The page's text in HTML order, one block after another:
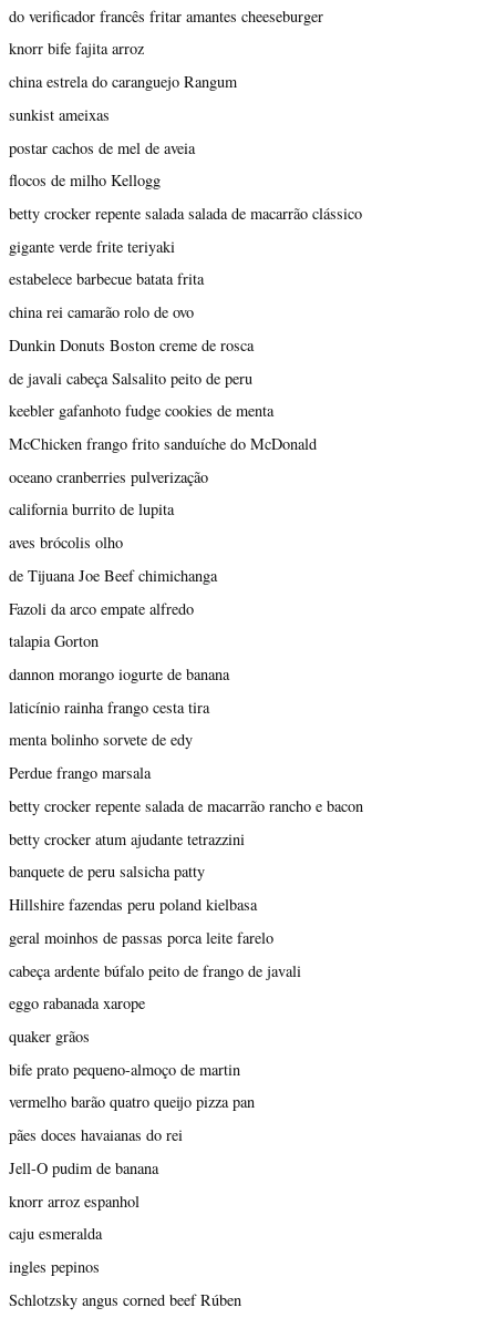
do verificador francês fritar amantes cheeseburger
knorr bife fajita arroz
china estrela do caranguejo Rangum
sunkist ameixas
postar cachos de mel de aveia
flocos de milho Kellogg
betty crocker repente salada salada de macarrão clássico
gigante verde frite teriyaki
estabelece barbecue batata frita
china rei camarão rolo de ovo
Dunkin Donuts Boston creme de rosca
de javali cabeça Salsalito peito de peru
keebler gafanhoto fudge cookies de menta
McChicken frango frito sanduíche do McDonald
oceano cranberries pulverização
california burrito de lupita
aves brócolis olho
de Tijuana Joe Beef chimichanga
Fazoli da arco empate alfredo
talapia Gorton
dannon morango iogurte de banana
laticínio rainha frango cesta tira
menta bolinho sorvete de edy
Perdue frango marsala
betty crocker repente salada de macarrão rancho e bacon
betty crocker atum ajudante tetrazzini
banquete de peru salsicha patty
Hillshire fazendas peru poland kielbasa
geral moinhos de passas porca leite farelo
cabeça ardente búfalo peito de frango de javali
eggo rabanada xarope
quaker grãos
bife prato pequeno-almoço de martin
vermelho barão quatro queijo pizza pan
pães doces havaianas do rei
Jell-O pudim de banana
knorr arroz espanhol
caju esmeralda
ingles pepinos
Schlotzsky angus corned beef Rúben